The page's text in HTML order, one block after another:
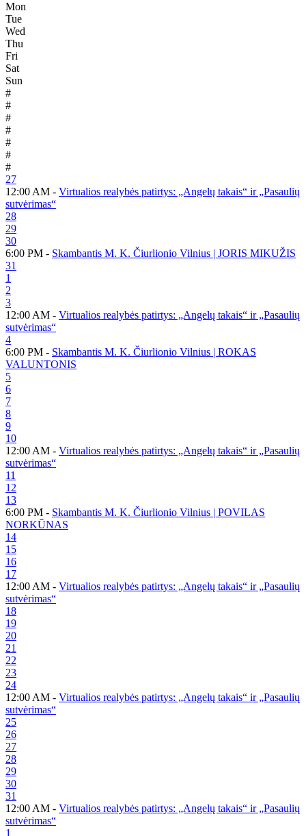
Mon
Tue
Wed
Thu
Fri
Sat
Sun
#
#
#
#
#
#
#
27
12:00 AM - Virtualios realybės patirtys: „Angelų takais“ ir „Pasaulių
sutvėrimas“
28
29
30
6:00 PM - Skambantis M. K. Čiurlionio Vilnius | JORIS MIKUŽIS
31
1
2
3
12:00 AM - Virtualios realybės patirtys: „Angelų takais“ ir „Pasaulių
sutvėrimas“
4
6:00 PM - Skambantis M. K. Čiurlionio Vilnius | ROKAS
VALUNTONIS
5
6
7
8
9
10
12:00 AM - Virtualios realybės patirtys: „Angelų takais“ ir „Pasaulių
sutvėrimas“
11
12
13
6:00 PM - Skambantis M. K. Čiurlionio Vilnius | POVILAS
NORKŪNAS
14
15
16
17
12:00 AM - Virtualios realybės patirtys: „Angelų takais“ ir „Pasaulių
sutvėrimas“
18
19
20
21
22
23
24
12:00 AM - Virtualios realybės patirtys: „Angelų takais“ ir „Pasaulių
sutvėrimas“
25
26
27
28
29
30
31
12:00 AM - Virtualios realybės patirtys: „Angelų takais“ ir „Pasaulių
sutvėrimas“
1